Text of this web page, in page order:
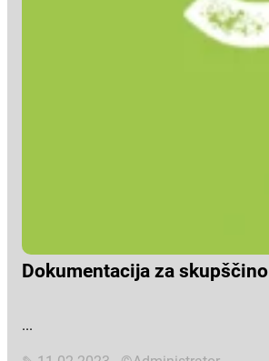
Dokumentacija za skupščino
...